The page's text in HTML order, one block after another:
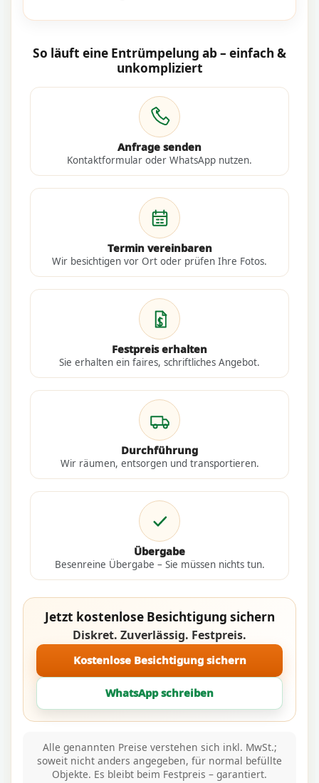
So läuft eine Entrümpelung ab – einfach &
unkompliziert
Anfrage senden
Kontaktformular oder WhatsApp nutzen.
Termin vereinbaren
Wir besichtigen vor Ort oder prüfen Ihre Fotos.
Festpreis erhalten
Sie erhalten ein faires, schriftliches Angebot.
Durchführung
Wir räumen, entsorgen und transportieren.
Übergabe
Besenreine Übergabe – Sie müssen nichts tun.
Jetzt kostenlose Besichtigung sichern
Diskret. Zuverlässig. Festpreis.
Kostenlose Besichtigung sichern
WhatsApp schreiben
Alle genannten Preise verstehen sich inkl. MwSt.;
soweit nicht anders angegeben, für normal befüllte
Objekte. Es bleibt beim Festpreis – garantiert.